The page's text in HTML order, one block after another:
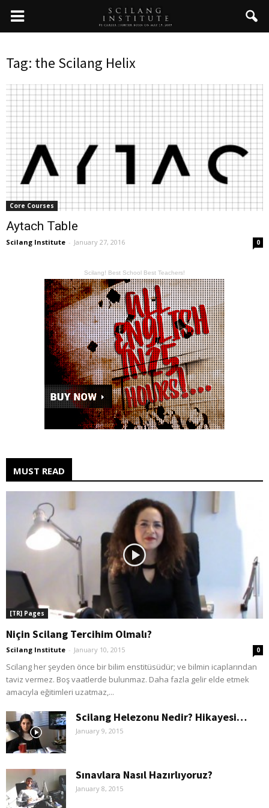
Tag: the Scilang Helix
Core Courses
Aytach Table
Scilang Institute - January 27, 2016 0
Scilang! Best School Best Teachers!
MUST READ
[TR] Pages
Niçin Scilang Tercihim Olmalı?
Scilang Institute - January 10, 2015 0
Scilang her şeyden önce bir bilim enstitüsüdür; ve bilmin icaplarından
taviz vermez. Boş vaatlerde bulunmaz. Daha fazla gelir elde etmek
amacıyla eğitimleri uzatmaz,...
Scilang Helezonu Nedir? Hikayesi…
January 9, 2015
Sınavlara Nasıl Hazırlıyoruz?
January 8, 2015